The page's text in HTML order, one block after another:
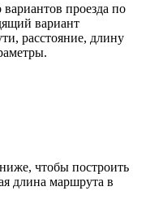
проезда по
вариант
расстояние, длину
чтобы построить
длина маршрута в